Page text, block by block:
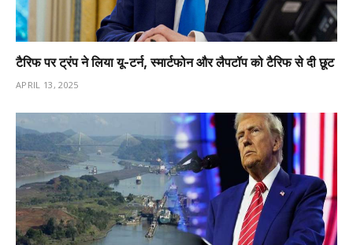
टैरिफ पर ट्रंप ने लिया यू-टर्न, स्मार्टफोन और लैपटॉप को टैरिफ से दी छूट
APRIL 13, 2025